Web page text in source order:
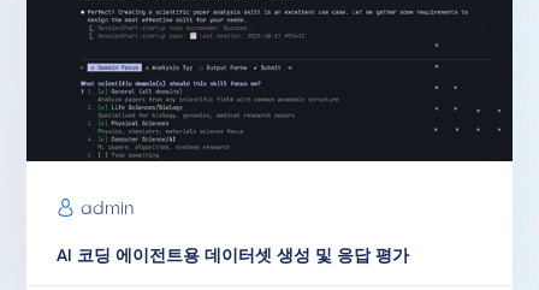
admin
AI 코딩 에이전트용 데이터셋 생성 및 응답 평가